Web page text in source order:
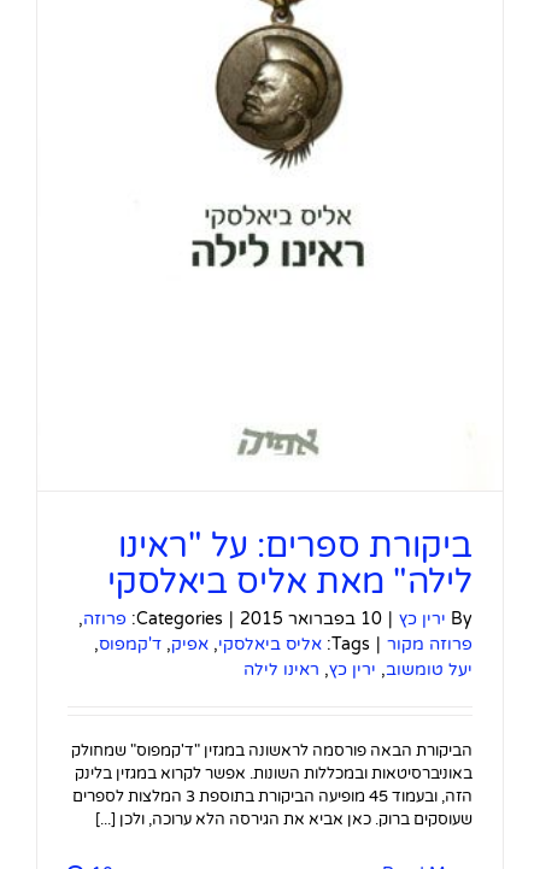
ביקורת ספרים: על "ראינו
לילה" מאת אליס ביאלסקי
By ירין כץ | 10 בפברואר 2015 |
Categories: פרוזה,
פרוזה מקור |
Tags: אליס ביאלסקי, אפיק, ד'קמפוס,
יעל טומשוב, ירין כץ, ראינו לילה
הביקורת הבאה פורסמה לראשונה במגזין "ד'קמפוס" שמחולק
באוניברסיטאות ובמכללות השונות. אפשר לקרוא במגזין בלינק
הזה, ובעמוד 45 מופיעה הביקורת בתוספת 3 המלצות לספרים
שעוסקים ברוק. כאן אביא את הגירסה הלא ערוכה, ולכן [...]